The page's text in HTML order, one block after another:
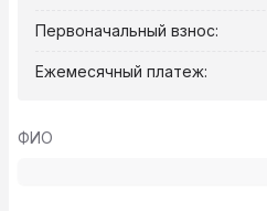
Первоначальный взнос:
Ежемесячный платеж:
ФИО